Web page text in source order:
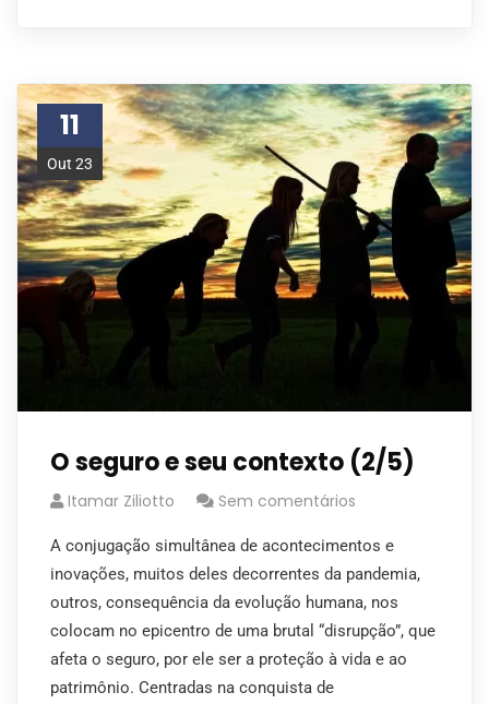
11
Out 23
O seguro e seu contexto (2/5)
Itamar Ziliotto Sem comentários
A conjugação simultânea de acontecimentos e
inovações, muitos deles decorrentes da pandemia,
outros, consequência da evolução humana, nos
colocam no epicentro de uma brutal “disrupção”, que
afeta o seguro, por ele ser a proteção à vida e ao
patrimônio. Centradas na conquista de